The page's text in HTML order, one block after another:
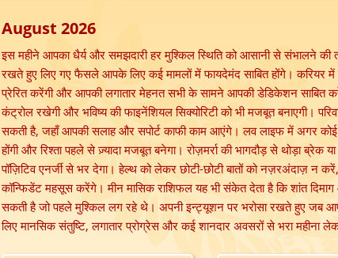
August 2026
इस महीने आपका धैर्य और समझदारी हर मुश्किल स्थिति को आसानी से संभालने
रखते हुए लिए गए फैसले आपके लिए कई मामलों में फायदेमंद साबित होंगे। करियर में
प्रेरित करेंगी और आपकी लगातार मेहनत सभी के सामने आपकी डेडिकेशन साबित
कंट्रोल रखेगी और भविष्य की फाइनेंशियल सिक्योरिटी को भी मजबूत बनाएगी।
सकती है, जहाँ आपकी सलाह और सपोर्ट काफी काम आएंगे। लव लाइफ में अगर
होंगी और रिश्ता पहले से ज़्यादा मजबूत बनेगा। रोज़मर्रा की भागदौड़ से थोड़ा ब्रेक
पॉज़िटिव एनर्जी से भर देगा। हेल्थ को लेकर छोटी-छोटी बातों को नज़रअंदाज़ न
कॉन्फिडेंट महसूस करेंगे। मीन मासिक राशिफल यह भी संकेत देता है कि शांत
सकती है जो पहले मुश्किल लग रहे थे। अपनी इन्ट्यूशन पर भरोसा रखते हुए जब
लिए मानसिक संतुष्टि, लगातार प्रोग्रेस और कई शानदार अवसरों से भरा महीना